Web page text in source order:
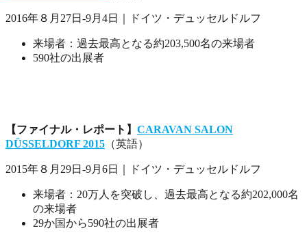
2016年８月27日-9月4日｜ドイツ・デュッセルドルフ
来場者：過去最高となる約203,500名の来場者
590社の出展者
【ファイナル・レポート】 CARAVAN SALON
DÜSSELDORF 2015 （英語）
2015年８月29日-9月6日｜ドイツ・デュッセルドルフ
来場者：20万人を突破し、過去最高となる約202,000名
の来場者
29か国から590社の出展者